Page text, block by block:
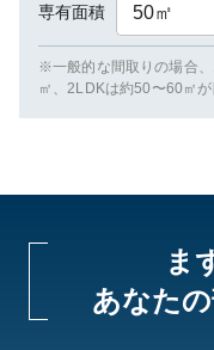
専有面積 50㎡
※一般的な間取りの場合
㎡、2LDKは約50〜60㎡が
ま
あなた